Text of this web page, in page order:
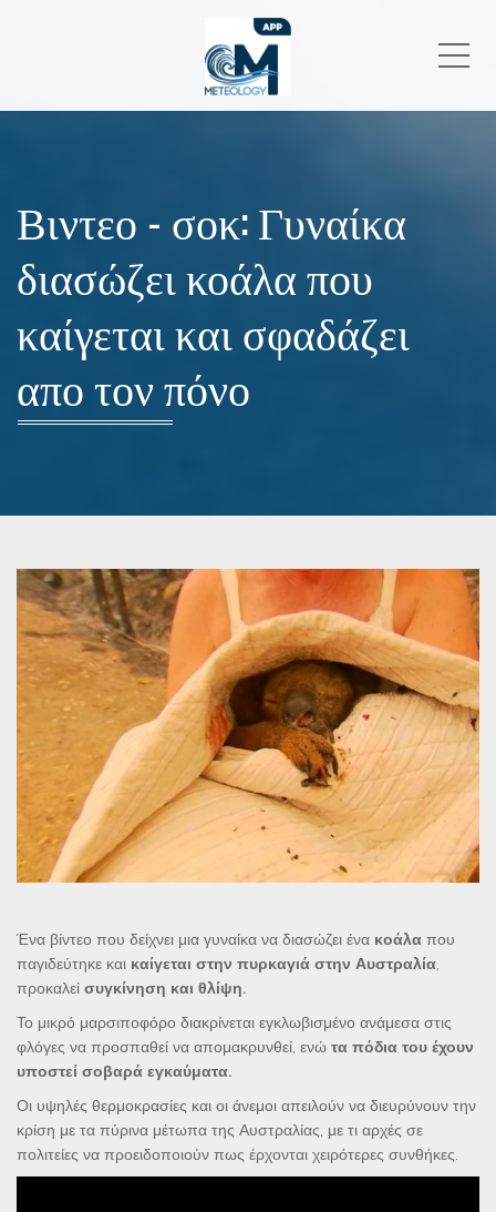
Βιντεο - σοκ: Γυναίκα
διασώζει κοάλα που
καίγεται και σφαδάζει
απο τον πόνο
Ένα βίντεο που δείχνει μια γυναίκα να διασώζει ένα κοάλα που
παγιδεύτηκε και καίγεται στην πυρκαγιά στην Αυστραλία
προκαλεί συγκίνηση και θλίψη.
Το μικρό μαρσιποφόρο διακρίνεται εγκλωβισμένο ανάμεσα στις
φλόγες να προσπαθεί να απομακρυνθεί, ενώ τα πόδια του έχουν
υποστεί σοβαρά εγκαύματα.
Οι υψηλές θερμοκρασίες και οι άνεμοι απειλούν να διευρύνουν την
κρίση με τα πύρινα μέτωπα της Αυστραλίας, με τι αρχές σε
πολιτείες να προειδοποιούν πως έρχονται χειρότερες συνθήκες.